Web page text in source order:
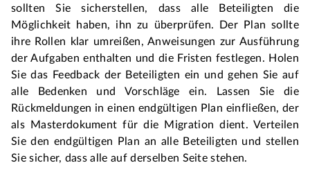
sollten Sie sicherstellen, dass alle Beteiligten die
Möglichkeit haben, ihn zu überprüfen. Der Plan sollte
ihre Rollen klar umreißen, Anweisungen zur Ausführung
der Aufgaben enthalten und die Fristen festlegen. Holen
Sie das Feedback der Beteiligten ein und gehen Sie auf
alle Bedenken und Vorschläge ein. Lassen Sie die
Rückmeldungen in einen endgültigen Plan einfließen, der
als Masterdokument für die Migration dient. Verteilen
Sie den endgültigen Plan an alle Beteiligten und stellen
Sie sicher, dass alle auf derselben Seite stehen.